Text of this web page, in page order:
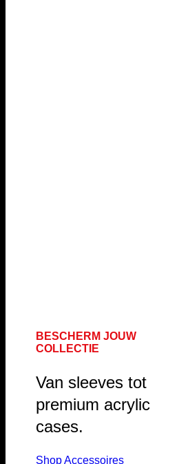
BESCHERM JOUW
COLLECTIE
Van sleeves tot
premium acrylic
cases.
Shop Accessoires